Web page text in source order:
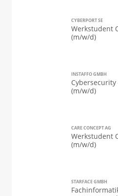
CYBERPORT SE
Werkstudent
(m/w/d)
INSTAFFO GMBH
(m/w/d)
CARE CONCEPT AG
Werkstudent
(m/w/d)
STARFACE GMBH